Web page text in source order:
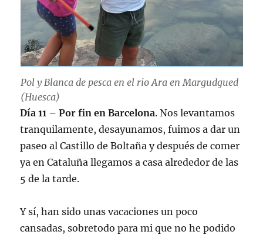
Pol y Blanca de pesca en el rio Ara en Margudgued
(Huesca)
Día 11 – Por fin en Barcelona. Nos levantamos
tranquilamente, desayunamos, fuimos a dar un
paseo al Castillo de Boltaña y después de comer
ya en Cataluña llegamos a casa alrededor de las
5 de la tarde.
Y sí, han sido unas vacaciones un poco
cansadas, sobretodo para mi que no he podido